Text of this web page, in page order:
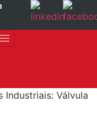
Industriais: Válvula